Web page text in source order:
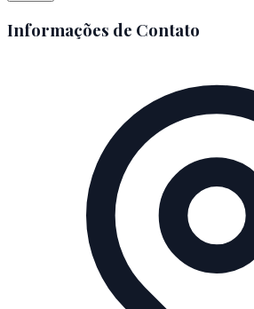
Informações de Contato